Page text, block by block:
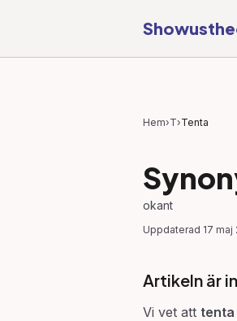
Hem›T›Tenta
okant
Uppdaterad 17 maj
Artikeln är
Vi vet att tenta